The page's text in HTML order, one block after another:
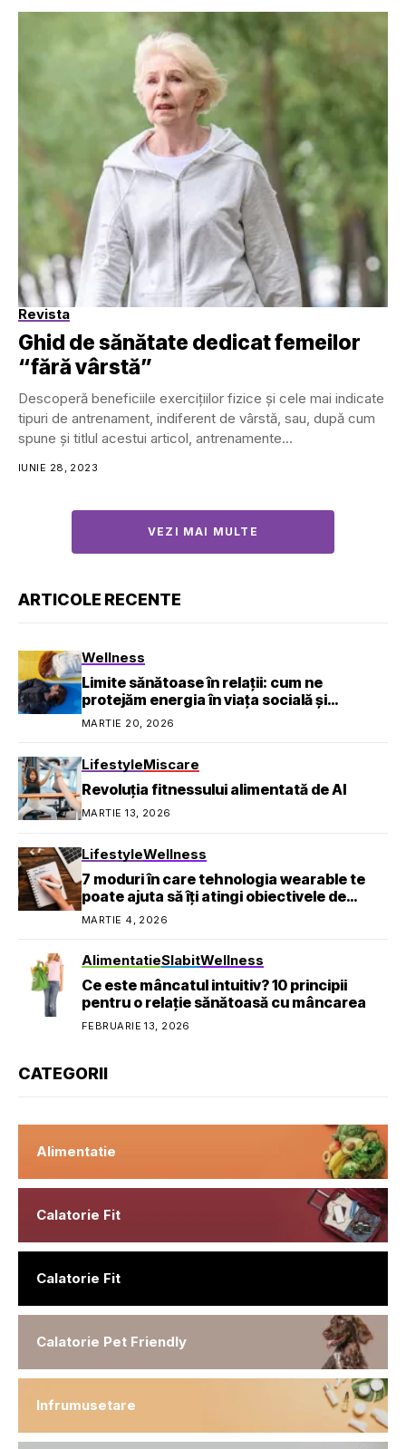
Revista
Ghid de sănătate dedicat femeilor
“fără vârstă”
Descoperă beneficiile exercițiilor fizice și cele mai indicate
tipuri de antrenament, indiferent de vârstă, sau, după cum
spune și titlul acestui articol, antrenamente...
IUNIE 28, 2023
VEZI MAI MULTE
ARTICOLE RECENTE
Wellness
Limite sănătoase în relații: cum ne
protejăm energia în viața socială și
profesională
MARTIE 20, 2026
LifestyleMiscare
Revoluția fitnessului alimentată de AI
MARTIE 13, 2026
LifestyleWellness
7 moduri în care tehnologia wearable te
poate ajuta să îți atingi obiectivele de
sănătate
MARTIE 4, 2026
AlimentatieSlabitWellness
Ce este mâncatul intuitiv? 10 principii
pentru o relație sănătoasă cu mâncarea
FEBRUARIE 13, 2026
CATEGORII
Alimentatie
Calatorie Fit
Calatorie Fit
Calatorie Pet Friendly
Infrumusetare